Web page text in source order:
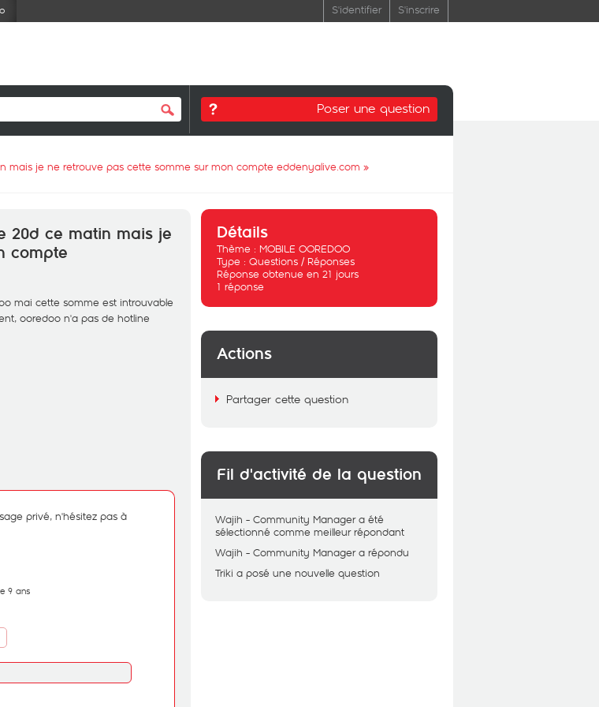
S'identifier S'inscrire
Poser une question
mais je ne retrouve pas cette somme sur mon compte eddenyalive.com »
20d ce matin mais je
compte
mai cette somme est introuvable
ooredoo n'a pas de hotline
privé, n'hésitez pas à
9 ans
Détails
Thème : MOBILE OOREDOO
Type : Questions / Réponses
Réponse obtenue en 21 jours
1 réponse
Actions
Partager cette question
Fil d'activité de la question
Wajih - Community Manager a été
sélectionné comme meilleur répondant
Wajih - Community Manager a répondu
Triki a posé une nouvelle question